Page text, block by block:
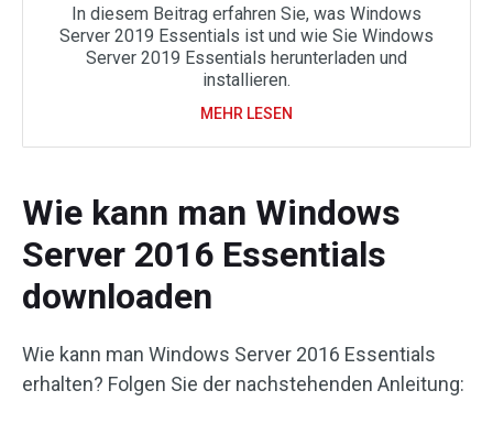
In diesem Beitrag erfahren Sie, was Windows
Server 2019 Essentials ist und wie Sie Windows
Server 2019 Essentials herunterladen und
installieren.
MEHR LESEN
Wie kann man Windows
Server 2016 Essentials
downloaden
Wie kann man Windows Server 2016 Essentials
erhalten? Folgen Sie der nachstehenden Anleitung: